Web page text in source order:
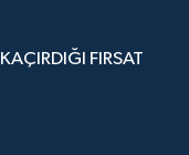
FIRSAT